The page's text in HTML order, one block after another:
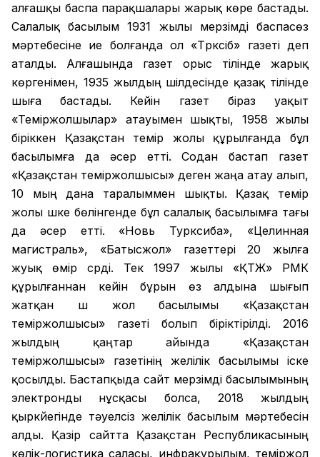
алғашқы баспа парақшалары жарық көре бастады.
Салалық басылым 1931 жылы мерзімді баспасөз
мәртебесіне ие болғанда ол «Түрксіб» газеті деп
аталды. Алғашында газет орыс тілінде жарық
көргенімен, 1935 жылдың шілдесінде қазақ тілінде
шыға бастады. Кейін газет біраз уақыт
«Теміржолшылар» атауымен шықты, 1958 жылы
біріккен Қазақстан темір жолы құрылғанда бұл
басылымға да әсер етті. Содан бастап газет
«Қазақстан теміржолшысы» деген жаңа атау алып,
10 мың дана таралыммен шықты. Қазақ темір
жолы үшке бөлінгенде бұл салалық басылымға тағы
да әсер етті. «Новь Турксиба», «Целинная
магистраль», «Батысжол» газеттері 20 жылға
жуық өмір сүрді. Тек 1997 жылы «ҚТЖ» РМК
құрылғаннан кейін бұрын өз алдына шығып
жатқан үш жол басылымы «Қазақстан
теміржолшысы» газеті болып біріктірілді. 2016
жылдың қаңтар айында «Қазақстан
теміржолшысы» газетінің желілік басылымы іске
қосылды. Бастапқыда сайт мерзімді басылымының
электронды нұсқасы болса, 2018 жылдың
қыркүйегінде тәуелсіз желілік басылым мәртебесін
алды. Қазір сайтта Қазақстан Республикасының
көлік-логистика саласы, инфрақұрылым, теміржол